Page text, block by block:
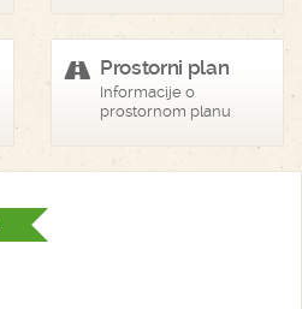
Prostorni plan
Informacije o
prostornom planu